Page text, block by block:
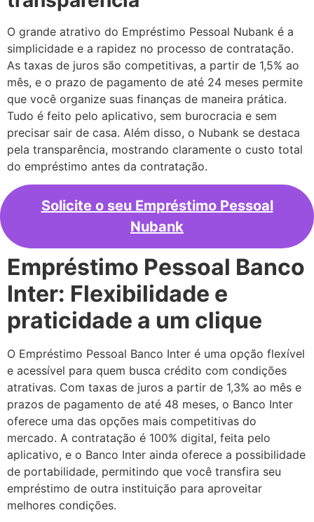
O grande atrativo do Empréstimo Pessoal Nubank é a
simplicidade e a rapidez no processo de contratação.
As taxas de juros são competitivas, a partir de 1,5% ao
mês, e o prazo de pagamento de até 24 meses permite
que você organize suas finanças de maneira prática.
Tudo é feito pelo aplicativo, sem burocracia e sem
precisar sair de casa. Além disso, o Nubank se destaca
pela transparência, mostrando claramente o custo total
do empréstimo antes da contratação.
Solicite o seu Empréstimo Pessoal
Nubank
Empréstimo Pessoal Banco
Inter: Flexibilidade e
praticidade a um clique
O Empréstimo Pessoal Banco Inter é uma opção flexível
e acessível para quem busca crédito com condições
atrativas. Com taxas de juros a partir de 1,3% ao mês e
prazos de pagamento de até 48 meses, o Banco Inter
oferece uma das opções mais competitivas do
mercado. A contratação é 100% digital, feita pelo
aplicativo, e o Banco Inter ainda oferece a possibilidade
de portabilidade, permitindo que você transfira seu
empréstimo de outra instituição para aproveitar
melhores condições.